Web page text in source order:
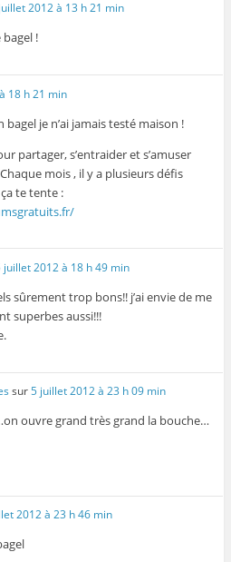
2012 à 13 h 21 min
!
18 h 21 min
bagel je n’ai jamais testé maison !
partager, s’entraider et s’amuser
mois , il y a plusieurs défis
te tente :
juillet 2012 à 18 h 49 min
sûrement trop bons!! j’ai envie de me
superbes aussi!!!
sur5 juillet 2012 à 23 h 09 min
ouvre grand très grand la bouche…
2012 à 23 h 46 min